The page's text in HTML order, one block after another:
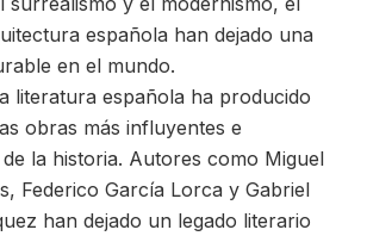
española han dejado una
en el mundo.
literatura española ha producido
obras más influyentes e
la historia. Autores como Miguel
Federico García Lorca y Gabriel
han dejado un legado literario